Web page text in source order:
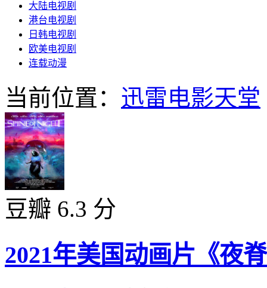
大陆电视剧
港台电视剧
日韩电视剧
欧美电视剧
连载动漫
当前位置： 迅雷电影天堂
豆瓣 6.3 分
2021年美国动画片《夜